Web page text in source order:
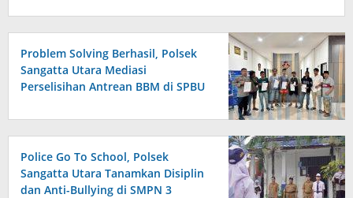
Problem Solving Berhasil, Polsek
Sangatta Utara Mediasi
Perselisihan Antrean BBM di SPBU
Police Go To School, Polsek
Sangatta Utara Tanamkan Disiplin
dan Anti-Bullying di SMPN 3